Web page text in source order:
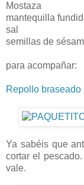
Mostaza
mantequilla
sal
semillas de
para acompañar:
Repollo braseado
Ya sabéis que
cortar el
vale.